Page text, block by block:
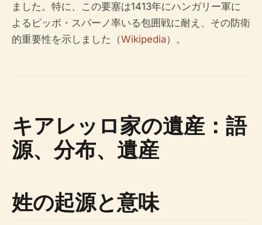
ました。特に、この要塞は1413年にハンガリー軍に
よるピッポ・スパーノ率いる包囲戦に耐え、その防衛
的重要性を示しました（Wikipedia）。
キアレッロ家の遺産：語
源、分布、遺産
姓の起源と意味